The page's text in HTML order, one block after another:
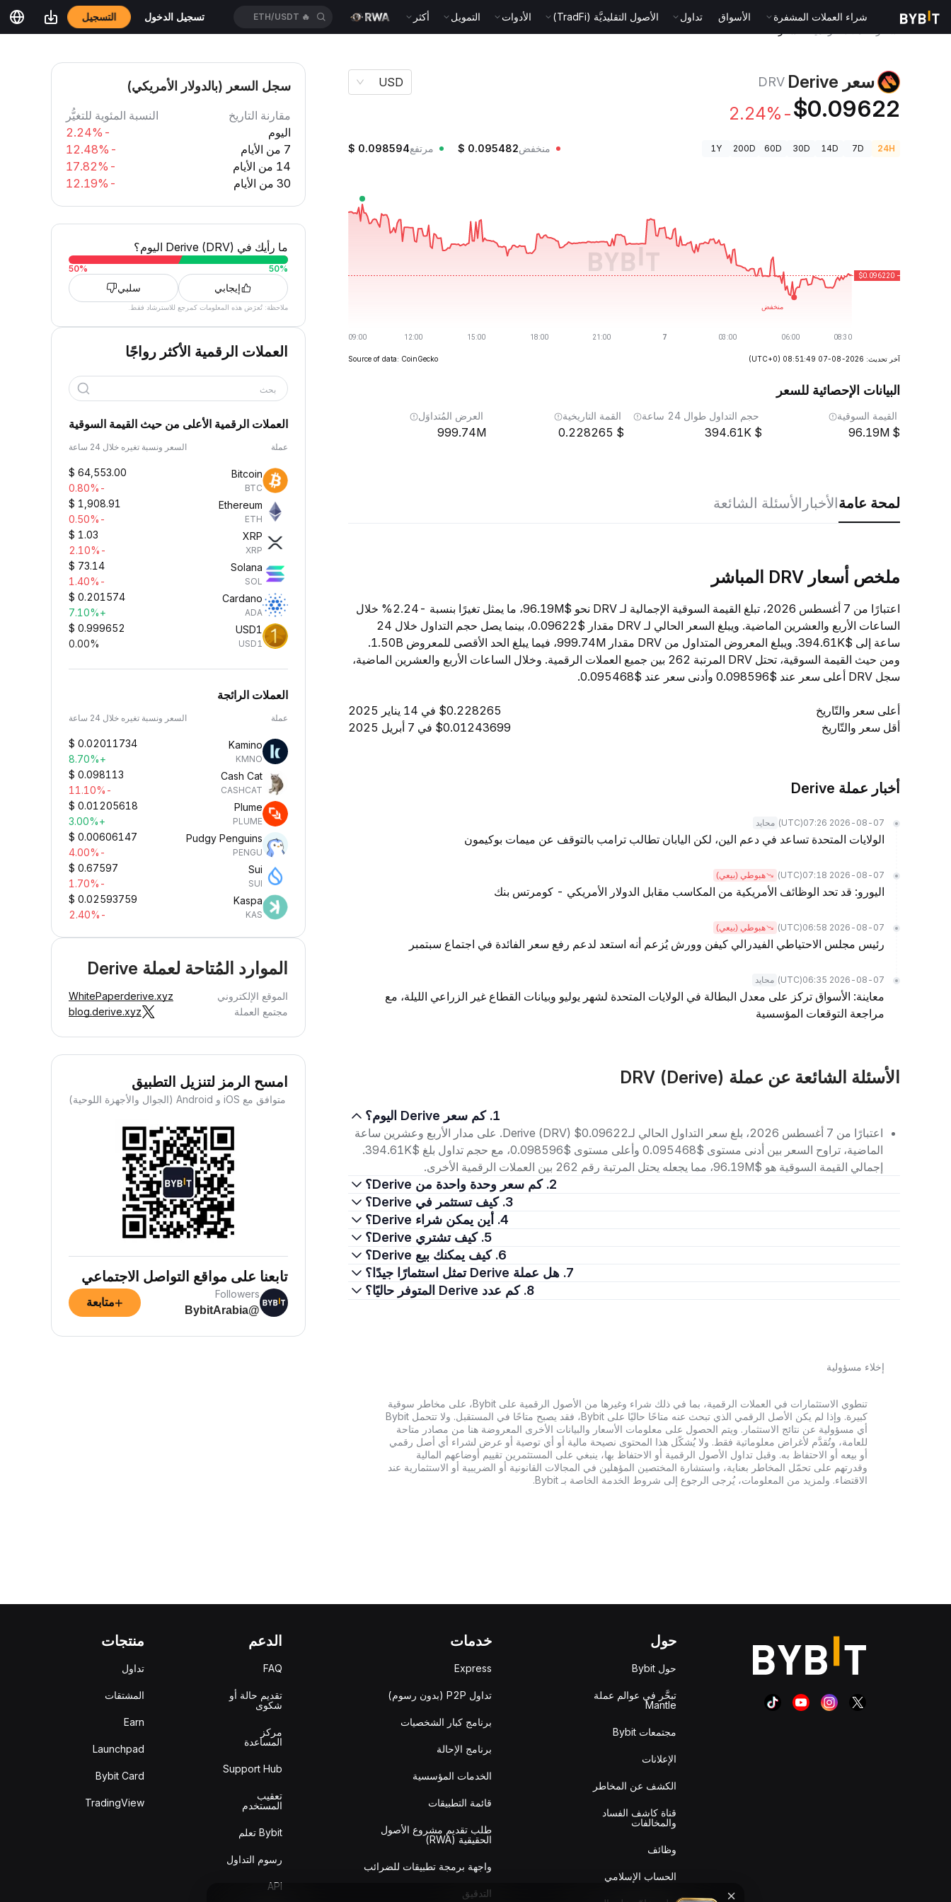
شراء العملات المشفرة الأسواق تداول الأصول التقليديَّة (TradFi) الأدوات التمويل أكثر 🔥
ETH/USDT تسجيل الدخول التسجيل
سعر Derive DRV
$0.09622
-2.24%
USD
24H
7D
14D
30D
60D
200D
1Y منخفض $ 0.095482 مرتفع $ 0.098594
آخر تحديث: 2026-08-07 08:51:49 (UTC+0)
Source of data: CoinGecko
البيانات الإحصائية للسعر
القيمة السوقية
96.19M
حجم التداول طوال 24 ساعة
394.61K
القمة التاريخية
0.228265
العرض المُتداوَل
999.74M
لمحة عامةالأخبار الأسئلة الشائعة
ملخص أسعار DRV المباشر
اعتبارًا من 7 أغسطس 2026، تبلغ القيمة السوقية الإجمالية لـ DRV نحو $96.19M، ما يمثل تغيرًا بنسبة -2.24% خلال
الساعات الأربع والعشرين الماضية. ويبلغ السعر الحالي لـ DRV مقدار $0.09622، بينما يصل حجم التداول خلال 24
ساعة إلى $394.61K. ويبلغ المعروض المتداول من DRV مقدار 999.74M، فيما يبلغ الحد الأقصى للمعروض 1.50B.
ومن حيث القيمة السوقية، تحتل DRV المرتبة 262 بين جميع العملات الرقمية. وخلال الساعات الأربع والعشرين الماضية،
سجل DRV أعلى سعر عند $0.098596 وأدنى سعر عند $0.095468.
أعلى سعر والتّاريخ
$0.228265 في 14 يناير 2025
أقل سعر والتّاريخ
$0.01243699 في 7 أبريل 2025
أخبار عملة Derive
2026-08-07 07:26
(UTC) محايد
الولايات المتحدة تساعد في دعم الين، لكن اليابان تطالب ترامب بالتوقف عن ميمات بوكيمون
2026-08-07 07:18
(UTC) هبوطي (بيعي)
اليورو: قد تحد الوظائف الأمريكية من المكاسب مقابل الدولار الأمريكي - كومرتس بنك
2026-08-07 06:58
(UTC) هبوطي (بيعي)
رئيس مجلس الاحتياطي الفيدرالي كيفن وورش يُزعم أنه استعد لدعم رفع سعر الفائدة في اجتماع سبتمبر
2026-08-07 06:35
(UTC) محايد
معاينة: الأسواق تركز على معدل البطالة في الولايات المتحدة لشهر يوليو وبيانات القطاع غير الزراعي الليلة، مع
مراجعة التوقعات المؤسسية
الأسئلة الشائعة عن عملة DRV (Derive)
1. كم سعر Derive اليوم؟
اعتبارًا من 7 أغسطس 2026، بلغ سعر التداول الحالي لـDerive (DRV) $0.09622. على مدار الأربع وعشرين ساعة
الماضية، تراوح السعر بين أدنى مستوى $0.095468 وأعلى مستوى $0.098596، مع حجم تداول بلغ $394.61K.
إجمالي القيمة السوقية هو $96.19M، مما يجعله يحتل المرتبة رقم 262 بين العملات الرقمية الأخرى.
2. كم سعر وحدة واحدة من Derive؟
3. كيف تستثمر في Derive؟
4. أين يمكن شراء Derive؟
5. كيف تشتري Derive؟
6. كيف يمكنك بيع Derive؟
7. هل عملة Derive تمثل استثمارًا جيدًا؟
8. كم عدد Derive المتوفر حاليًا؟
إخلاء مسؤولية
تنطوي الاستثمارات في العملات الرقمية، بما في ذلك شراء وغيرها من الأصول الرقمية على Bybit، على مخاطر سوقية
كبيرة. وإذا لم يكن الأصل الرقمي الذي تبحث عنه متاحًا حاليًا على Bybit، فقد يصبح متاحًا في المستقبل. ولا تتحمل Bybit
أي مسؤولية عن نتائج الاستثمار. ويتم الحصول على معلومات الأسعار والبيانات الأخرى المعروضة هنا من مصادر متاحة
للعامة، وتُقدَّم لأغراض معلوماتية فقط. ولا يُشكّل هذا المحتوى نصيحة مالية أو أي توصية أو عرض لشراء أي أصل رقمي
أو بيعه أو الاحتفاظ به. وقبل تداول الأصول الرقمية أو الاحتفاظ بها، ينبغي على المستثمرين تقييم أوضاعهم المالية
وقدرتهم على تحمّل المخاطر بعناية، واستشارة المختصين المؤهلين في المجالات القانونية أو الضريبية أو الاستثمارية عند
الاقتضاء. ولمزيد من المعلومات، يُرجى الرجوع إلى شروط الخدمة الخاصة بـ Bybit.
سجل السعر (بالدولار الأمريكي)
مقارنة التاريخ
النسبة المئوية للتغيُّر
اليوم
-2.24%
7 من الأيام
-12.48%
14 من الأيام
-17.82%
30 من الأيام
-12.19%
ما رأيك في Derive (DRV) اليوم؟
50%
50%
إيجابي سلبي
ملاحظة: تُعرَض هذه المعلومات كمرجع للاسترشاد فقط.
العملات الرقمية الأكثر رواجًا
بحث
العملات الرقمية الأعلى من حيث القيمة السوقية
عملة السعر ونسبة تغيره خلال 24 ساعة
Bitcoin
BTC
$ 64,553.00
-0.80%
Ethereum
ETH
$ 1,908.91
-0.50%
XRP
XRP
$ 1.03
-2.10%
Solana
SOL
$ 73.14
-1.40%
Cardano
ADA
$ 0.201574
+7.10%
USD1
USD1
$ 0.999652
0.00%
العملات الرائجة
عملة السعر ونسبة تغيره خلال 24 ساعة
Kamino
KMNO
$ 0.02011734
+8.70%
Cash Cat
CASHCAT
$ 0.098113
-11.10%
Plume
PLUME
$ 0.01205618
+3.00%
Pudgy Penguins
PENGU
$ 0.00606147
-4.00%
Sui
SUI
$ 0.67597
-1.70%
Kaspa
KAS
$ 0.02593759
-2.40%
الموارد المُتاحة لعملة Derive
الموقع الإلكتروني derive.xyz
WhitePaper
مجتمع العملة
blog.derive.xyz
امسح الرمز لتنزيل التطبيق
متوافق مع iOS و Android (الجوال والأجهزة اللوحية)
تابعنا على مواقع التواصل الاجتماعي
Followers
@BybitArabia
+متابعة
حول
حول Bybit
تبحَّر في عوالم عملة
Mantle
مجتمعات Bybit
الإعلانات
الكشف عن المخاطر
قناة كاشف الفساد
والمخالفات
وظائف
الحساب الإسلامي
خدمات
Express
تداول P2P (بدون رسوم)
برنامج كبار الشخصيات
برنامج الإحالة
الخدمات المؤسسية
قائمة التطبيقات
طلب تقديم مشروع الأصول
الحقيقية (RWA)
واجهة برمجة تطبيقات للضرائب
التدقيق
الدعم
FAQ
تقديم حالة أو
شكوى
مركز
المساعدة
Support Hub
تعقيب
المستخدم
Bybit تعلم
رسوم التداول
API
منتجات
تداول
المشتقات
Earn
Launchpad
Bybit Card
TradingView